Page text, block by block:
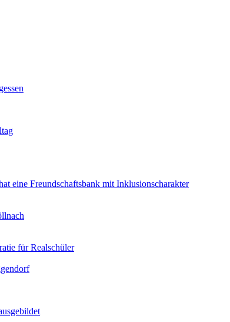
eine Freundschaftsbank mit Inklusionscharakter
für Realschüler